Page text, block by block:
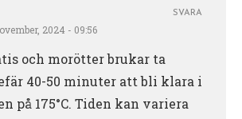
2024 - 09:56
och morötter brukar ta
40-50 minuter att bli klara i
på 175°C. Tiden kan variera
SVARA